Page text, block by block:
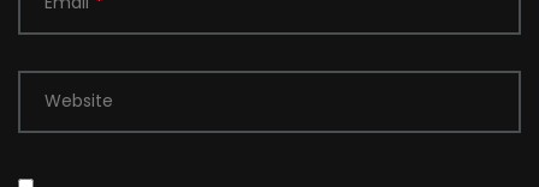
Website